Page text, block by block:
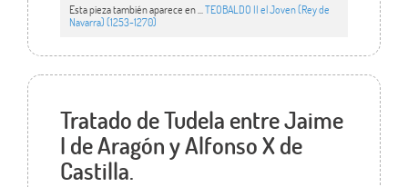
Esta pieza también aparece en ... TEOBALDO II el Joven (Rey de
Navarra) (1253-1270)
Tratado de Tudela entre Jaime
I de Aragón y Alfonso X de
Castilla.